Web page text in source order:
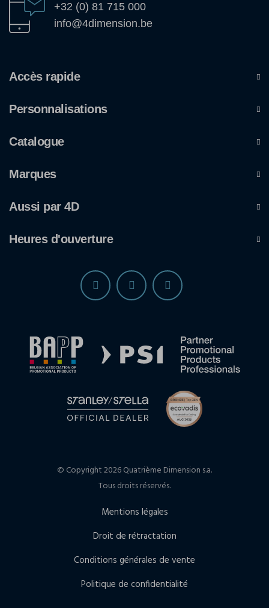
+32 (0) 81 715 000
info@4dimension.be
Accès rapide
Personnalisations
Catalogue
Marques
Aussi par 4D
Heures d'ouverture
© Copyright 2026 Quatrième Dimension s.a.
Tous droits réservés.
Mentions légales
Droit de rétractation
Conditions générales de vente
Politique de confidentialité